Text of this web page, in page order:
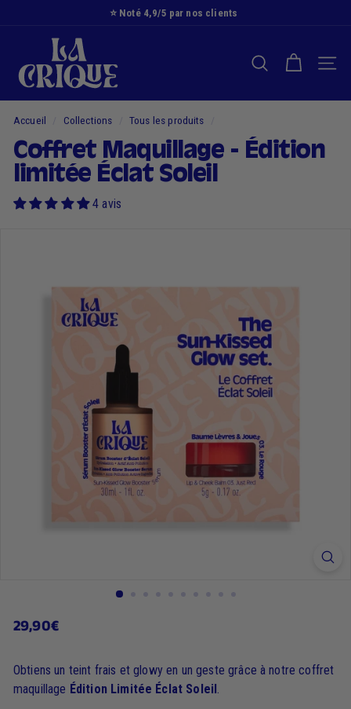
⭐️ Noté 4,9/5 par nos clients
a
C
r
i
q
u
RECHERCHER
Accueil Collections Tous les produits
Coffret Maquillage - Édition
limitée Éclat Soleil
4 avis
Prix
29,90€29,90€
Obtiens un teint frais et glowy en un geste grâce à notre coffret
maquillage Édition Limitée Éclat Soleil.